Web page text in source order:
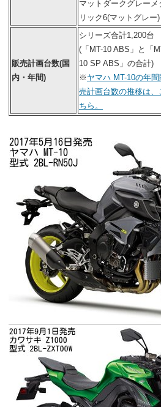
マットダークグレーメ
リック6(マットグレー)
販売計画台数(国
内・年間)
シリーズ合計1,200台
(「MT-10 ABS」と「
10 SP ABS」の合計)
※ ヤマハ MT-10の年間
売計画台数の推移は、
ちら。